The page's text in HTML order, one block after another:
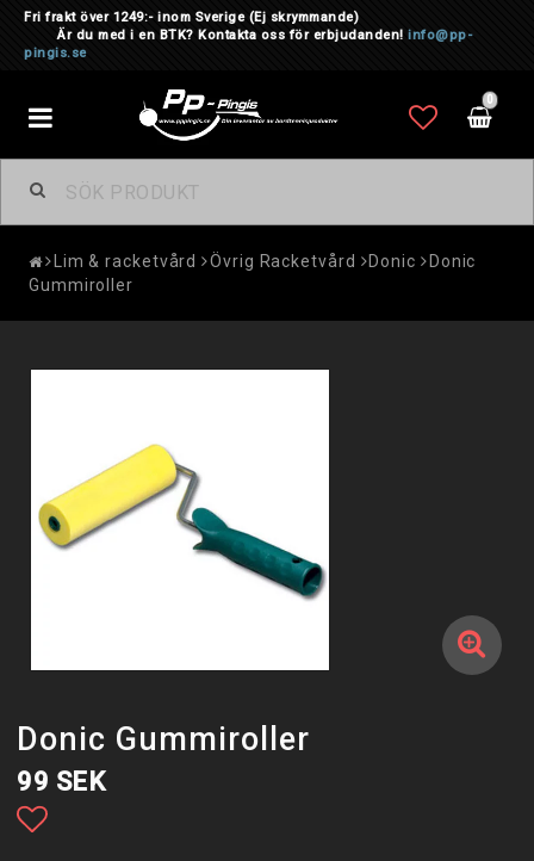
Fri frakt över 1249:- inom Sverige (Ej skrymmande)
Är du med i en BTK? Kontakta oss för erbjudanden! info@pp-
pingis.se
0
Toggle
navigation
Lim & racketvård Övrig Racketvård Donic
Donic
Gummiroller
Donic Gummiroller
99 SEK